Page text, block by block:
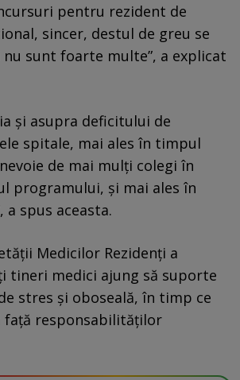
pentru rezident de
sincer, destul de greu se
nu sunt foarte multe”, a explicat
și asupra deficitului de
spitale, mai ales în timpul
de mai mulţi colegi în
programului, şi mai ales în
spus aceasta.
Medicilor Rezidenți a
tineri medici ajung să suporte
stres și oboseală, în timp ce
față responsabilităților